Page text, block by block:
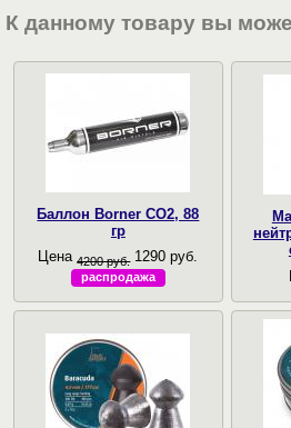
К данному товару вы
Баллон Borner CO2, 88
гр
Цена 4200 руб. 1290 руб.
распродажа